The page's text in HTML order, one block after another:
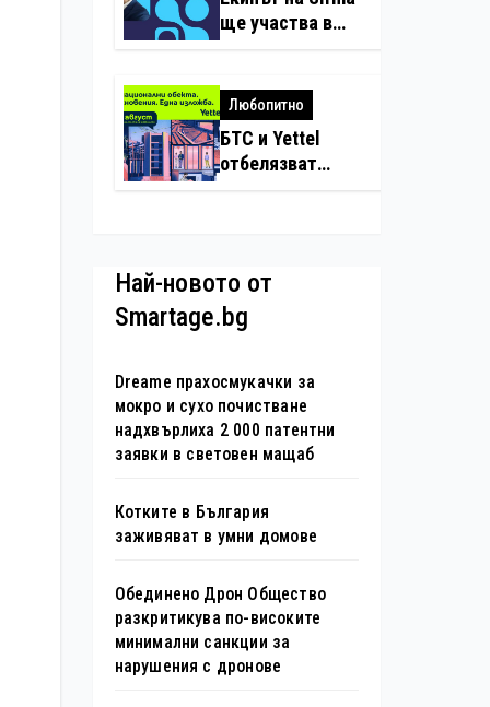
нарушения с
дронове
ще участва в
създаването на
стандарти за
навлизане на
изкуствен
интелект в
Любопитно
БТС и Yettel
отбелязват
национални
туристически
изложба в София
Най-новото от
Smartage.bg
Dreame прахосмукачки за
мокро и сухо почистване
надхвърлиха 2 000 патентни
заявки в световен мащаб
Котките в България
заживяват в умни домове
Обединено Дрон Общество
разкритикува по-високите
минимални санкции за
нарушения с дронове